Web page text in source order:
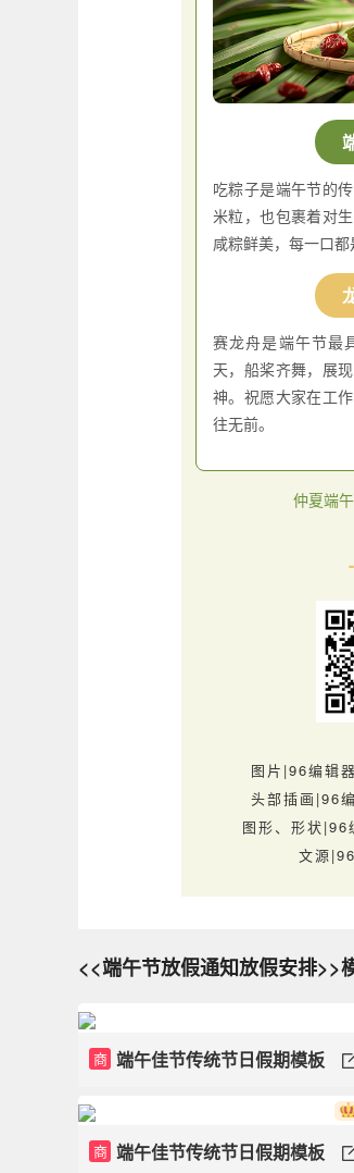
吃粽子是端午节的
米粒，也包裹着对
咸粽鲜美，每一口都
赛龙舟是端午节最
天，船桨齐舞，展
神。祝愿大家在工
往无前。
仲夏端
图片|96编辑
头部插画|96
图形、形状|96
文源
<<端午节放假通知放假安排>>
商 端午佳节传统节日假期模板
商 端午佳节传统节日假期模板